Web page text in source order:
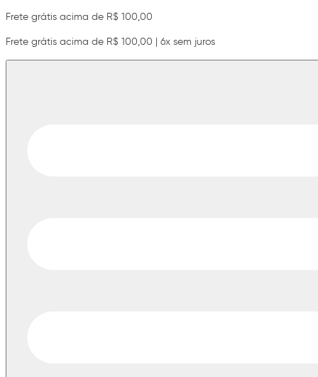
Frete grátis acima de R$ 100,00
Frete grátis acima de R$ 100,00 | 6x sem juros